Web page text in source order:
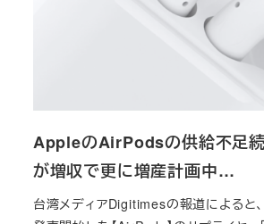
AppleのAirPodsの供給不足
が増収で更に増産計画中…
台湾メディアDigitimesの報道によると